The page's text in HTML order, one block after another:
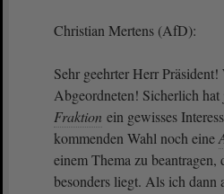
Christian Mertens (AfD):
Sehr geehrter Herr
Abgeordneten! Sicherlich hat
Fraktion ein gewisses
kommenden Wahl noch eine
einem Thema zu beantragen,
besonders liegt. Als ich dann